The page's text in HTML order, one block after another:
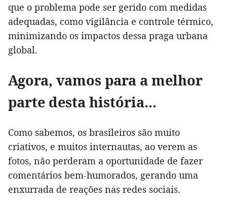
que o problema pode ser gerido com medidas
adequadas, como vigilância e controle térmico,
minimizando os impactos dessa praga urbana
global.
Agora, vamos para a melhor
parte desta história...
Como sabemos, os brasileiros são muito
criativos, e muitos internautas, ao verem as
fotos, não perderam a oportunidade de fazer
comentários bem-humorados, gerando uma
enxurrada de reações nas redes sociais.